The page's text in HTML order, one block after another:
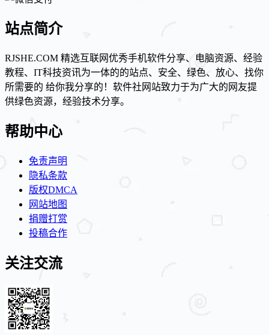
站点简介
RJSHE.COM 精选互联网优秀手机软件分享、电脑资源、经验
教程、IT科技资讯为一体的的站点、安全、绿色、放心、找你
所需要的 给你我分享的！软件社网站致力于为广大的网友提
供绿色资源，经验技术分享。
帮助中心
免责声明
隐私条款
版权DMCA
网站地图
捐赠打赏
投稿合作
关注交流